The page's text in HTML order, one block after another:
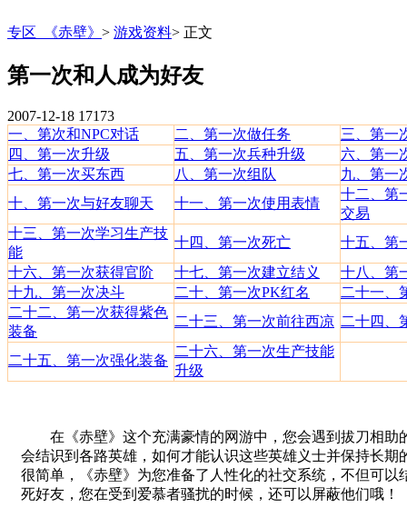
专区_《赤壁》 > 游戏资料> 正文
第一次和人成为好友
2007-12-18 17173
一、第次和NPC对话
二、第一次做任务
三、第一
四、第一次升级
五、第一次兵种升级
六、第一
七、第一次买东西
八、第一次组队
九、第一
十、第一次与好友聊天
十一、第一次使用表情
十二、第
交易
十三、第一次学习生产技
能
十四、第一次死亡
十五、第
十六、第一次获得官阶
十七、 第一次建立结义
十八、第
十九、第一次决斗
二十、第一次PK红名
二十一、
二十二、第一次获得紫色
装备
二十三、第一次前往西凉 二十四、
二十五、第一次强化装备
二十六、第一次生产技能
升级
在《赤壁》这个充满豪情的网游中，您会遇到拔刀相助
会结识到各路英雄，如何才能认识这些英雄义士并保持长期
很简单，《赤壁》为您准备了人性化的社交系统，不但可以
死好友，您在受到爱慕者骚扰的时候，还可以屏蔽他们哦！